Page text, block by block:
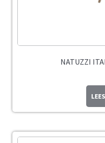
NATUZZI